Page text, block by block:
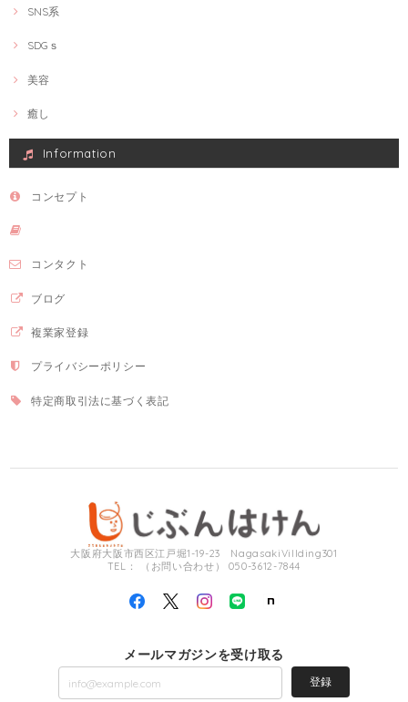
SNS系
SDGｓ
美容
癒し
Information
コンセプト
コンタクト
ブログ
複業家登録
プライバシーポリシー
特定商取引法に基づく表記
大阪府大阪市西区江戸堀1-19-23 NagasakiVillding301
TEL： （お問い合わせ） 050-3612-7844
メールマガジンを受け取る
登録